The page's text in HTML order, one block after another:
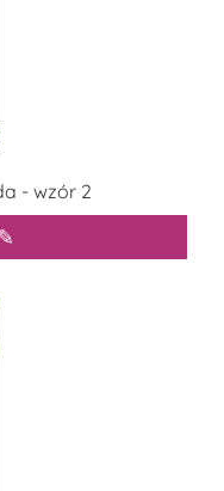
- wzór 2